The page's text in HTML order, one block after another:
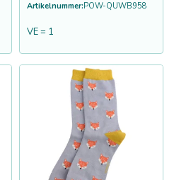
Artikelnummer:POW-QUWB958
VE = 1